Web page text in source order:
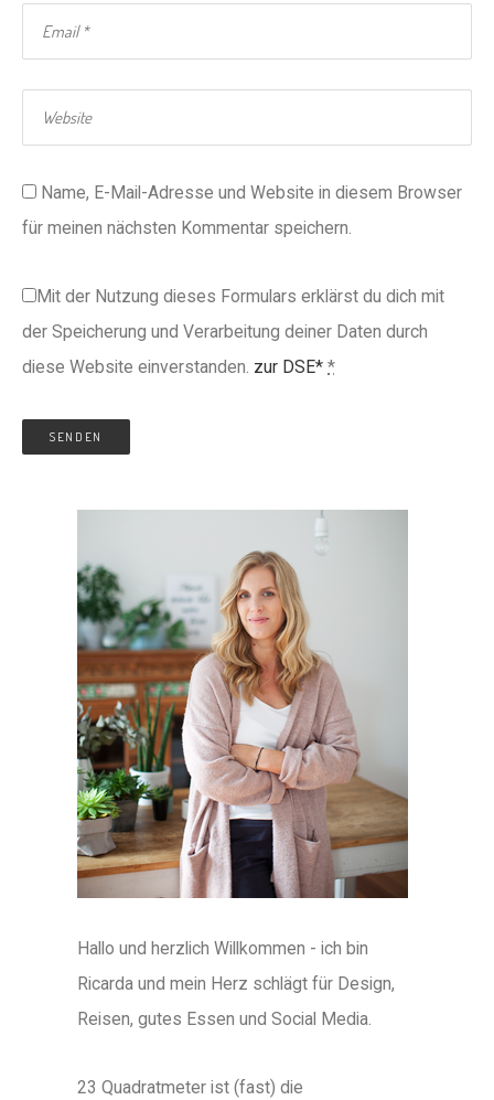
Name, E-Mail-Adresse und Website in diesem Browser
für meinen nächsten Kommentar speichern.
Mit der Nutzung dieses Formulars erklärst du dich mit
der Speicherung und Verarbeitung deiner Daten durch
diese Website einverstanden. zur DSE* *
Hallo und herzlich Willkommen - ich bin
Ricarda und mein Herz schlägt für Design,
Reisen, gutes Essen und Social Media.
23 Quadratmeter ist (fast) die